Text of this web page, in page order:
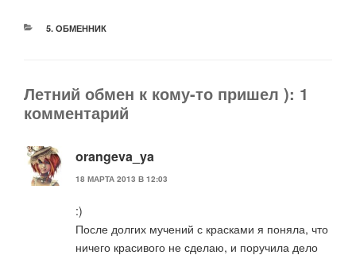
РУБРИКИ
5. ОБМЕННИК
Летний обмен к кому-то пришел ): 1
комментарий
orangeva_ya
18 МАРТА 2013 В 12:03
:)
После долгих мучений с красками я поняла, что
ничего красивого не сделаю, и поручила дело